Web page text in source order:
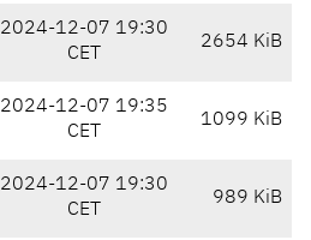
2024-12-07 19:30
CET
2654 KiB
2024-12-07 19:35
CET
1099 KiB
2024-12-07 19:30
CET
989 KiB